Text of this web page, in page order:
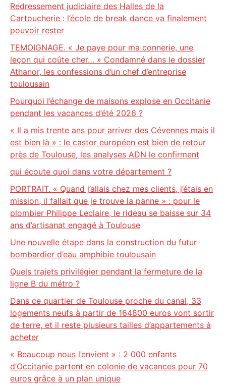
Redressement judiciaire des Halles de la
Cartoucherie : l’école de break dance va finalement
pouvoir rester
TEMOIGNAGE. « Je paye pour ma connerie, une
leçon qui coûte cher… » Condamné dans le dossier
Athanor, les confessions d’un chef d’entreprise
toulousain
Pourquoi l’échange de maisons explose en Occitanie
pendant les vacances d’été 2026 ?
« Il a mis trente ans pour arriver des Cévennes mais il
est bien là » : le castor européen est bien de retour
près de Toulouse, les analyses ADN le confirment
qui écoute quoi dans votre département ?
PORTRAIT. « Quand j’allais chez mes clients, j’étais en
mission, il fallait que je trouve la panne » : pour le
plombier Philippe Leclaire, le rideau se baisse sur 34
ans d’artisanat engagé à Toulouse
Une nouvelle étape dans la construction du futur
bombardier d’eau amphibie toulousain
Quels trajets privilégier pendant la fermeture de la
ligne B du métro ?
Dans ce quartier de Toulouse proche du canal, 33
logements neufs à partir de 164800 euros vont sortir
de terre, et il reste plusieurs tailles d’appartements à
acheter
« Beaucoup nous l’envient » : 2 000 enfants
d’Occitanie partent en colonie de vacances pour 70
euros grâce à un plan unique